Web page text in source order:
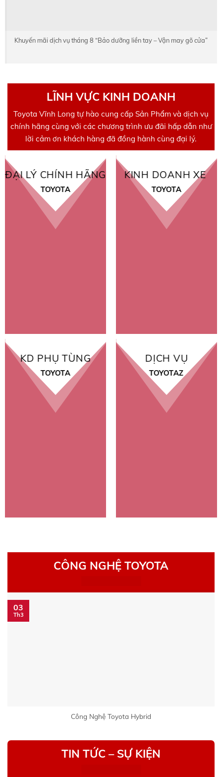
Khuyến mãi dịch vụ tháng 8 “Bảo dưỡng liền tay – Vận may gõ cửa”
LĨNH VỰC KINH DOANH
Toyota Vĩnh Long tự hào cung cấp Sản Phẩm và dịch vụ
chính hãng cùng với các chương trình ưu đãi hấp dẫn như
lời cảm ơn khách hàng đã đồng hành cùng đại lý.
ĐẠI LÝ CHÍNH HÃNG
TOYOTA
KINH DOANH XE
TOYOTA
KD PHỤ TÙNG
TOYOTA
DỊCH VỤ
TOYOTAZ
CÔNG NGHỆ TOYOTA
Công Nghệ Toyota Hybrid
03
Th3
TIN TỨC – SỰ KIỆN